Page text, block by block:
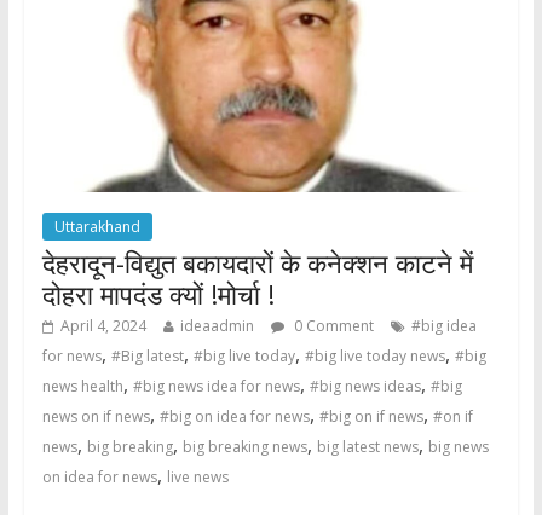
Uttarakhand
देहरादून-विद्युत बकायदारों के कनेक्शन काटने में
दोहरा मापदंड क्यों !मोर्चा !
April 4, 2024 ideaadmin 0 Comment
#big idea
for news, #Big latest, #big live today, #big live today news, #big
news health, #big news idea for news, #big news ideas, #big
news on if news, #big on idea for news, #big on if news, #on if
news, big breaking, big breaking news, big latest news, big news
on idea for news, live news